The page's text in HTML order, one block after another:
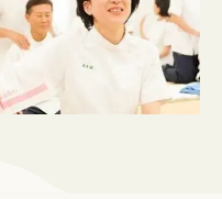
個人情報保護方針
附属臨床施設